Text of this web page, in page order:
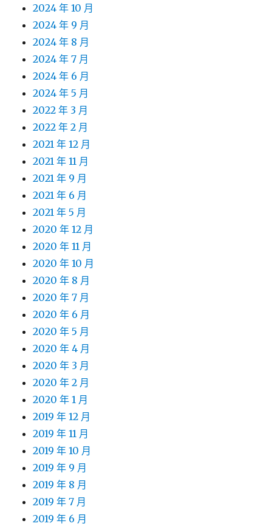
2024 年 10 月
2024 年 9 月
2024 年 8 月
2024 年 7 月
2024 年 6 月
2024 年 5 月
2022 年 3 月
2022 年 2 月
2021 年 12 月
2021 年 11 月
2021 年 9 月
2021 年 6 月
2021 年 5 月
2020 年 12 月
2020 年 11 月
2020 年 10 月
2020 年 8 月
2020 年 7 月
2020 年 6 月
2020 年 5 月
2020 年 4 月
2020 年 3 月
2020 年 2 月
2020 年 1 月
2019 年 12 月
2019 年 11 月
2019 年 10 月
2019 年 9 月
2019 年 8 月
2019 年 7 月
2019 年 6 月